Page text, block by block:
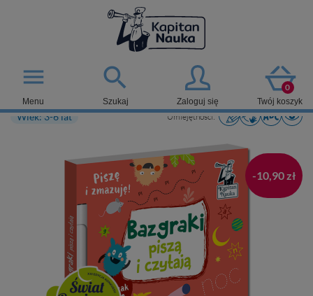

Szukaj Zaloguj się
0
Twój koszyk
menu
Menu
Wiek: 3-6 lat Umiejętności:
-10,90 zł